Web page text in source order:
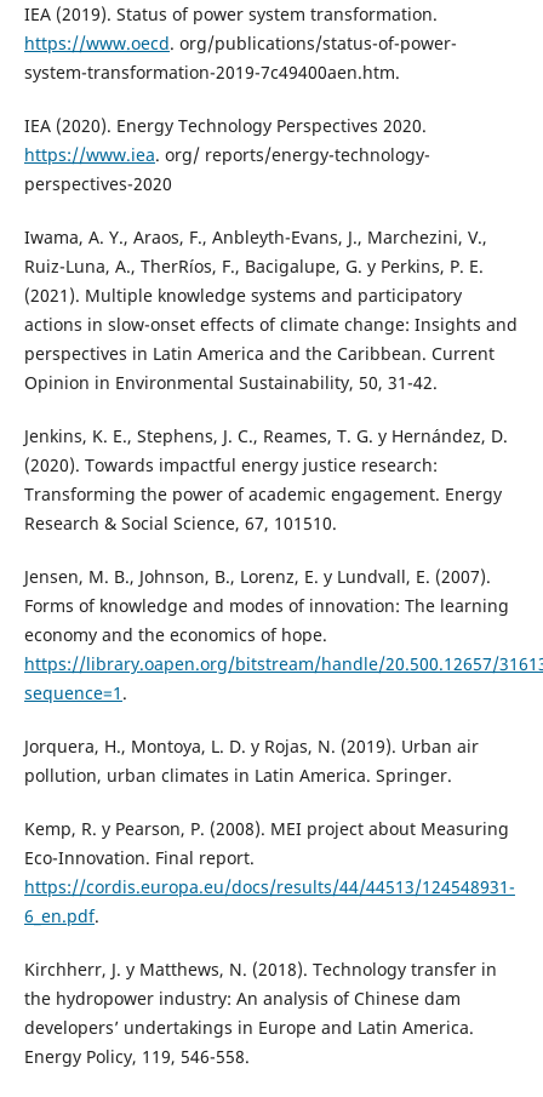
IEA (2019). Status of power system transformation.
https://www.oecd. org/publications/status-of-power-
system-transformation-2019-7c49400aen.htm.
IEA (2020). Energy Technology Perspectives 2020.
https://www.iea. org/ reports/energy-technology-
perspectives-2020
Iwama, A. Y., Araos, F., Anbleyth-Evans, J., Marchezini, V.,
Ruiz-Luna, A., TherRíos, F., Bacigalupe, G. y Perkins, P. E.
(2021). Multiple knowledge systems and participatory
actions in slow-onset effects of climate change: Insights and
perspectives in Latin America and the Caribbean. Current
Opinion in Environmental Sustainability, 50, 31-42.
Jenkins, K. E., Stephens, J. C., Reames, T. G. y Hernández, D.
(2020). Towards impactful energy justice research:
Transforming the power of academic engagement. Energy
Research & Social Science, 67, 101510.
Jensen, M. B., Johnson, B., Lorenz, E. y Lundvall, E. (2007).
Forms of knowledge and modes of innovation: The learning
economy and the economics of hope.
https://library.oapen.org/bitstream/handle/20.500.12657/
sequence=1 .
Jorquera, H., Montoya, L. D. y Rojas, N. (2019). Urban air
pollution, urban climates in Latin America. Springer.
Kemp, R. y Pearson, P. (2008). MEI project about Measuring
Eco-Innovation. Final report.
https://cordis.europa.eu/docs/results/44/44513/124548931-
6_en.pdf.
Kirchherr, J. y Matthews, N. (2018). Technology transfer in
the hydropower industry: An analysis of Chinese dam
developers’ undertakings in Europe and Latin America.
Energy Policy, 119, 546-558.